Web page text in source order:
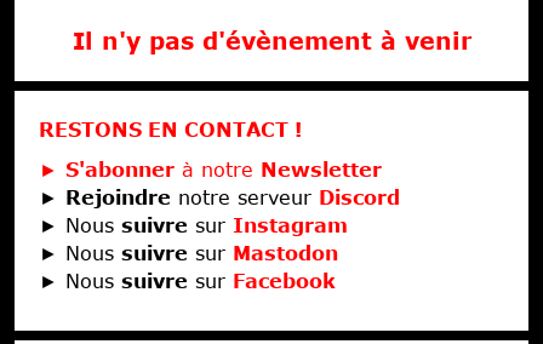
Il n'y pas d'évènement à venir
RESTONS EN CONTACT !
► S'abonner à notre Newsletter
► Rejoindre notre serveur Discord
► Nous suivre sur Instagram
► Nous suivre sur Mastodon
► Nous suivre sur Facebook